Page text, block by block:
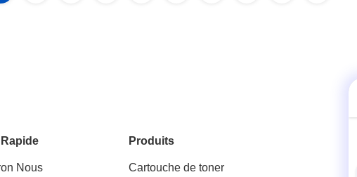
Nous
Produits
Cartouche de toner